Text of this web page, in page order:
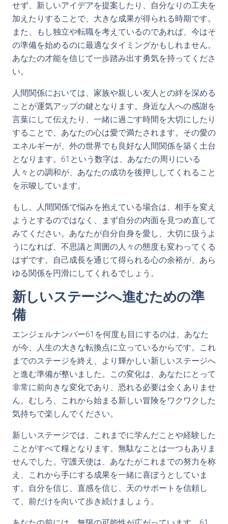
せず、新しいアイデアを提案したり、自分なりの工夫を
加えたりすることで、大きな成果が得られる時期です。
また、もし独立や転職を考えているのであれば、今はそ
の準備を始めるのに最適なタイミングかもしれません。
あなたの才能を信じて一歩踏み出す勇気を持ってくださ
い。
人間関係においては、家族や親しい友人との絆を深める
ことが運気アップの鍵となります。身近な人への感謝を
言葉にして伝えたり、一緒に過ごす時間を大切にしたり
することで、あなたの心は愛で満たされます。その愛の
エネルギーが、外の世界でも良好な人間関係を築く土台
となります。61という数字は、あなたの周りにいる
人々との調和が、あなたの成功を後押ししてくれること
を示唆しています。
もし、人間関係で悩みを抱えている場合は、相手を変え
ようとするのではなく、まず自分の内面を見つめ直して
みてください。あなたが自分自身を愛し、大切に扱うよ
うになれば、不思議と周囲の人々の態度も変わってくる
はずです。自己成長を通じて得られる心の余裕が、あら
ゆる関係を円滑にしてくれるでしょう。
新しいステージへ進むための準
備
エンジェルナンバー61を何度も目にするのは、あなた
が今、人生の大きな転換点に立っているからです。これ
までのステージを終え、より輝かしい新しいステージへ
と進む準備が整いました。この変化は、あなたにとって
非常に前向きな変化であり、恐れる必要は全くありませ
ん。むしろ、これから始まる新しい冒険をワクワクした
気持ちで楽しんでください。
新しいステージでは、これまでに学んだことや経験した
ことがすべて糧となります。無駄なことは一つもありま
せんでした。守護天使は、あなたがこれまでの努力を称
え、これから手にする成果を一緒に喜ぼうとしていま
す。自分を信じ、直感を信じ、天のサポートを信頼し
て、前だけを向いて歩き続けましょう。